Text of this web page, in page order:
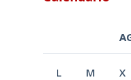
L M X